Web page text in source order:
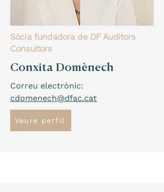
Sòcia fundadora de DFAuditors
Consultors
Conxita Domènech
Correu electrònic:
cdomenech@dfac.cat
Veure perfil